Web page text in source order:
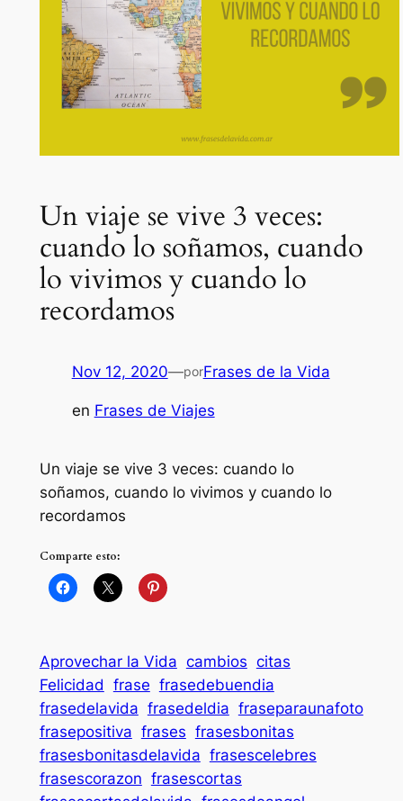
Un viaje se vive 3 veces:
cuando lo soñamos, cuando
lo vivimos y cuando lo
recordamos
Nov 12, 2020—porFrases de la Vida
en Frases de Viajes
Un viaje se vive 3 veces: cuando lo
soñamos, cuando lo vivimos y cuando lo
recordamos
Comparte esto:
Aprovechar la Vida cambios citas
Felicidad frase frasedebuendia
frasedelavida frasedeldia fraseparaunafoto
frasepositiva frases frasesbonitas
frasesbonitasdelavida frasescelebres
frasescorazon frasescortas